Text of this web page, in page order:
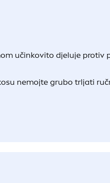
učinkovito djeluje
nemojte grubo trljati